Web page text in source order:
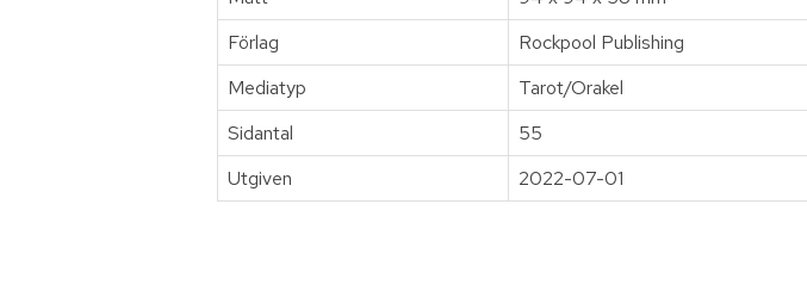
Förlag
Rockpool Publishing
Mediatyp
Tarot/Orakel
Sidantal
55
Utgiven
2022-07-01